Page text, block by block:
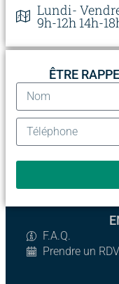
Lundi-
9h-12h 14h-
ÊTRE
F.A.Q.
Prendre un RDV